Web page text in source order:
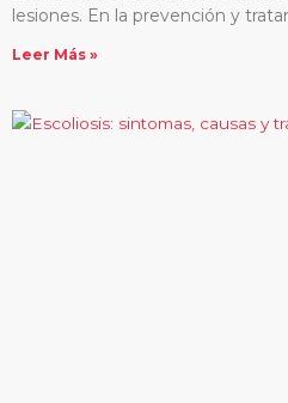
lesiones. En la prevención y
Leer Más »